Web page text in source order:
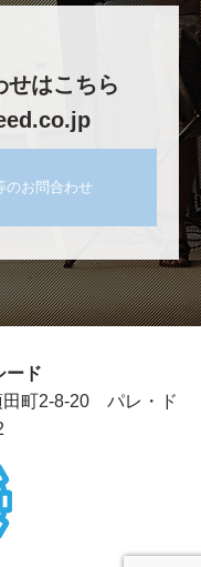
せはこちら
のお問合わせ
ード
田町2-8-20 パレ・ド